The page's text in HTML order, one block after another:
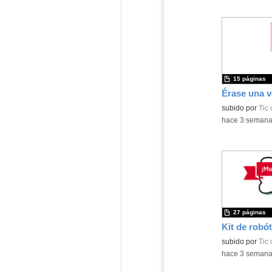
subido por Tic
15 páginas
-hace 3
Kit de
Contenido
subido por Tic
27 páginas
-hace 3